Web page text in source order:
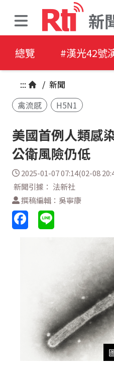
新
總覽 #漢光42號
::: / 新聞
禽流感
H5N1
美國首例人類感
公衛風險仍低
2025-01-07 07:14(02-08
新聞引據： 法新社
撰稿編輯：吳寧康